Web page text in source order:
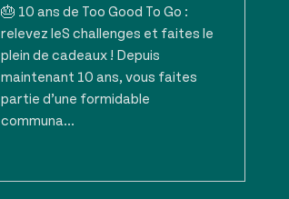
🎂 10 ans de Too Good To Go :
relevez leS challenges et faites le
plein de cadeaux ! Depuis
maintenant 10 ans, vous faites
partie d’une formidable
communa...